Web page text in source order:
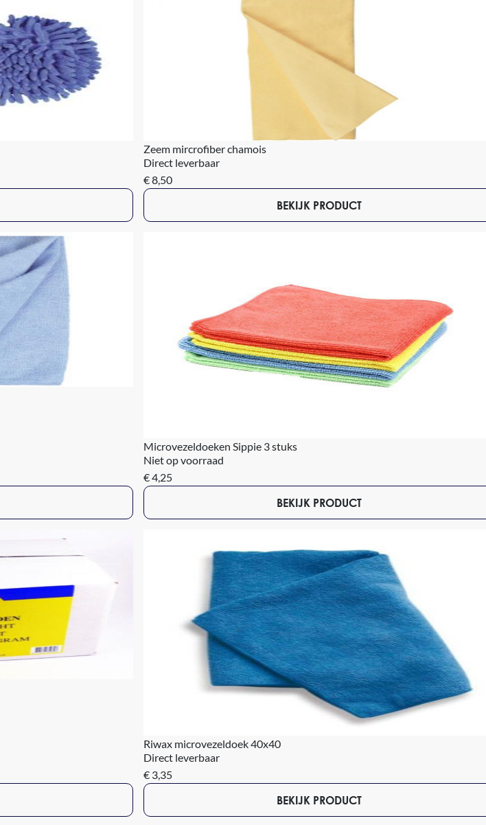
Zeem mircrofiber chamois
Direct leverbaar
€ 8,50
BEKIJK PRODUCT
Microvezeldoeken Sippie 3 stuks
Niet op voorraad
€ 4,25
BEKIJK PRODUCT
Riwax microvezeldoek 40x40
Direct leverbaar
€ 3,35
BEKIJK PRODUCT